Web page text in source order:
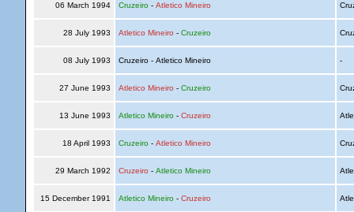
06 March 1994 Cruzeiro- Atletico Mineiro
28 July 1993 Atletico Mineiro - Cruzeiro
08 July 1993 Cruzeiro - Atletico Mineiro -
27 June 1993 Atletico Mineiro - Cruzeiro
13 June 1993 Atletico Mineiro- Cruzeiro
18 April 1993 Cruzeiro- Atletico Mineiro
29 March 1992 Cruzeiro - Atletico Mineiro
15 December 1991 Atletico Mineiro- Cruzeiro